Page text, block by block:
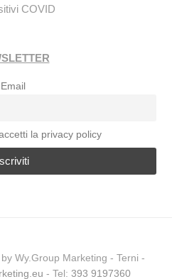
COVID
Email
la privacy policy
Wy.Group Marketing - Terni -
- Tel: 393 9197360